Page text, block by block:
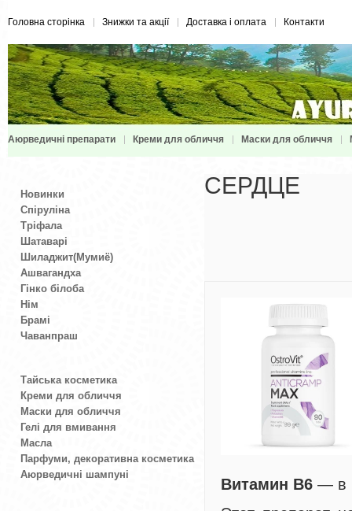
Головна сторінка Знижки та акції Доставка і оплата Контакти
Аюрведичні препарати Креми для обличчя Маски для обличчя
Новинки
Спіруліна
Тріфала
Шатаварі
Шиладжит(Мумиё)
Ашвагандха
Гінко білоба
Нім
Брамі
Чаванпраш
Тайська косметика
Креми для обличчя
Маски для обличчя
Гелі для вмивання
Масла
Парфуми, декоративна косметика
Аюрведичні шампуні
СЕРДЦЕ
Витамин B6 — в